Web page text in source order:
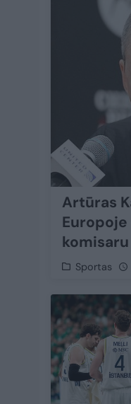
Artūras
komisaru
Sportas